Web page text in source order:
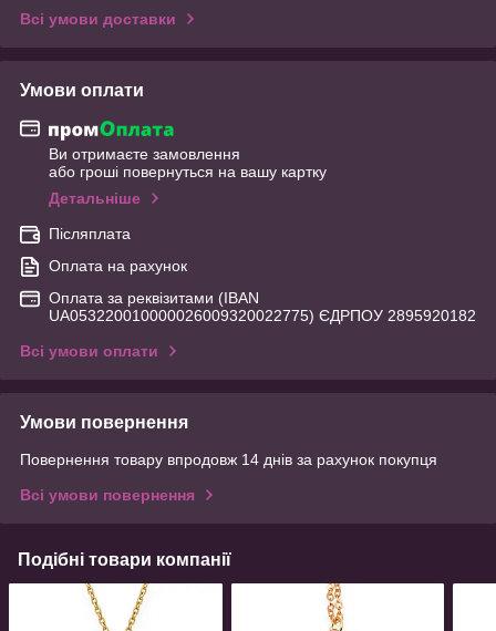
Всі умови доставки
Умови оплати
Ви отримаєте замовлення
або гроші повернуться на вашу картку
Детальніше
Післяплата
Оплата на рахунок
Оплата за реквізитами (IBAN
UA053220010000026009320022775) ЄДРПОУ 2895920182
Всі умови оплати
Умови повернення
Повернення товару впродовж 14 днів за рахунок покупця
Всі умови повернення
Подібні товари компанії